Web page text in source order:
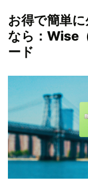
お得で簡単
なら：Wise
ード